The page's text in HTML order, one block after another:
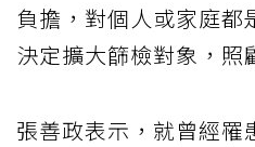
負擔，對個人或家庭都
決定擴大篩檢對象，照
張善政表示，就曾經罹